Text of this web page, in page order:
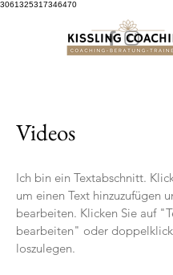
3061325317346470
Videos
Ich bin ein Textabschnitt.
um einen Text hinzuzufügen
bearbeiten. Klicken Sie auf
bearbeiten" oder
loszulegen.